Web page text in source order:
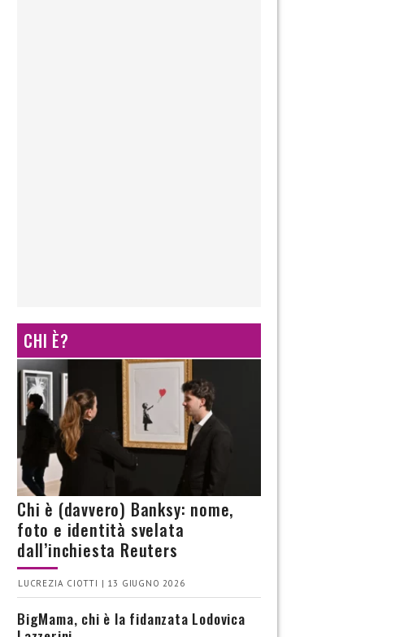
CHI È?
Chi è (davvero) Banksy: nome,
foto e identità svelata
dall’inchiesta Reuters
LUCREZIA CIOTTI | 13 GIUGNO 2026
BigMama, chi è la fidanzata Lodovica